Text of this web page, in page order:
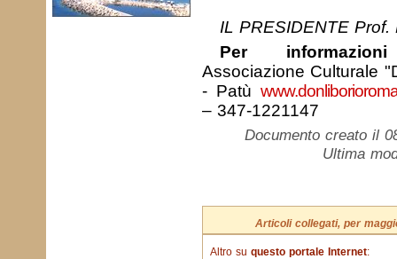
IL PRESIDENTE Prof.
Per
Associazione Culturale
- Patù
– 347-1221147
Documento creato il
Ultima
Articoli collegati, per
Altro su questo portale Internet: